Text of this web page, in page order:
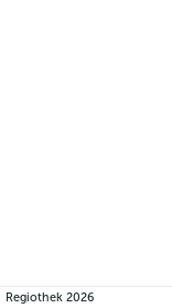
Regiothek2026